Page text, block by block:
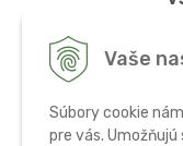
Vaše
Súbory cookie
pre vás.